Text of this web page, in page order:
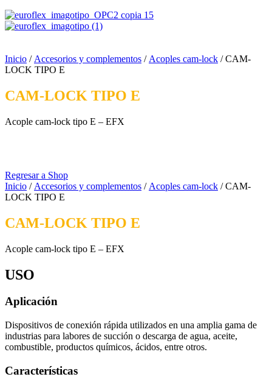
Inicio / Accesorios y complementos / Acoples cam-lock / CAM-
LOCK TIPO E
CAM-LOCK TIPO E
Acople cam-lock tipo E – EFX
Regresar a Shop
Inicio / Accesorios y complementos / Acoples cam-lock / CAM-
LOCK TIPO E
CAM-LOCK TIPO E
Acople cam-lock tipo E – EFX
USO
Aplicación
Dispositivos de conexión rápida utilizados en una amplia gama de
industrias para labores de succión o descarga de agua, aceite,
combustible, productos químicos, ácidos, entre otros.
Características